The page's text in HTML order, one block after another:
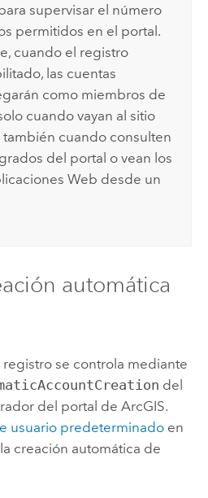
supervisar el número
permitidos en el portal.
cuando el registro
las cuentas
como miembros de
cuando vayan al sitio
cuando consulten
del portal o vean los
Web desde un
automática
se controla mediante
del
del portal de ArcGIS.
usuario predeterminadoen
creación automática de